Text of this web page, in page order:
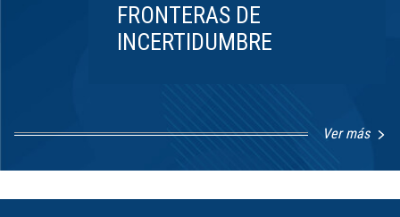
FRONTERAS DE
INCERTIDUMBRE
Ver más
1
8